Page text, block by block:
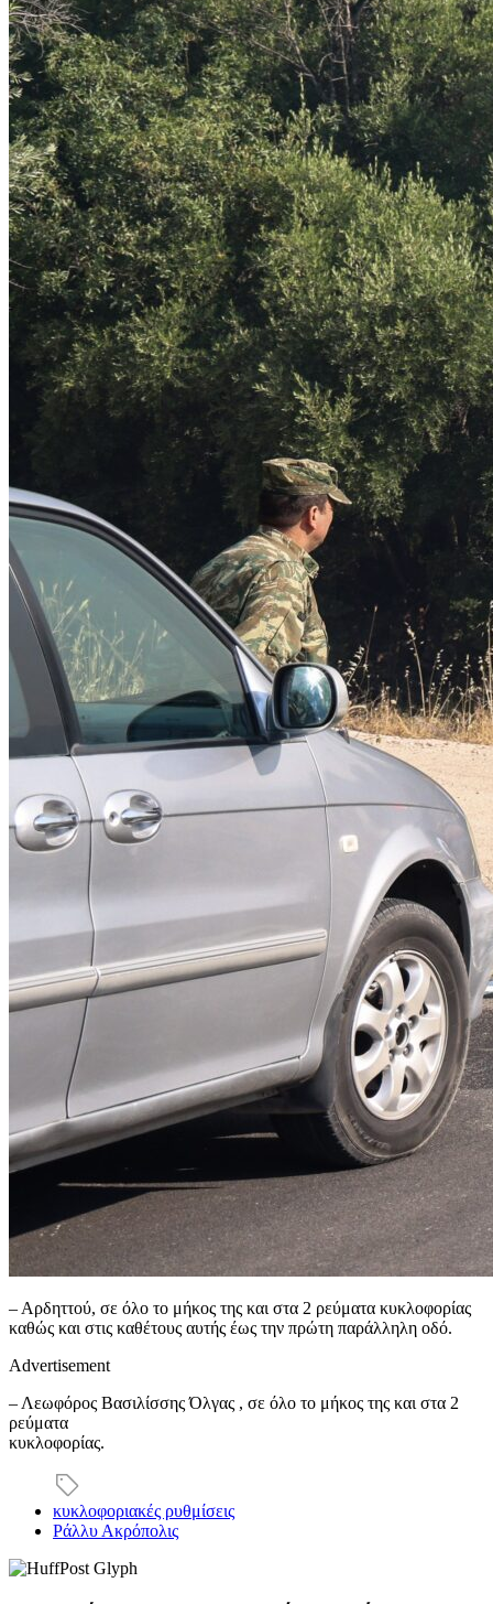
– Αρδηττού, σε όλο το μήκος της και στα 2 ρεύματα κυκλοφορίας
καθώς και στις καθέτους αυτής έως την πρώτη παράλληλη οδό.
Advertisement
– Λεωφόρος Βασιλίσσης Όλγας , σε όλο το μήκος της και στα 2
ρεύματα
κυκλοφορίας.
κυκλοφοριακές ρυθμίσεις
Ράλλυ Ακρόπολις